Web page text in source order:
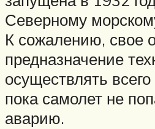
Северному
К сожалению, свое
предназначение
осуществлять
пока самолет не
аварию.